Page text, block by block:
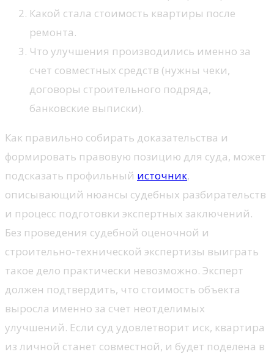
Какой стала стоимость квартиры после
ремонта.
Что улучшения производились именно за
счет совместных средств (нужны чеки,
договоры строительного подряда,
банковские выписки).
Как правильно собирать доказательства и
формировать правовую позицию для суда, может
подсказать профильный источник,
описывающий нюансы судебных разбирательств
и процесс подготовки экспертных заключений.
Без проведения судебной оценочной и
строительно-технической экспертизы выиграть
такое дело практически невозможно. Эксперт
должен подтвердить, что стоимость объекта
выросла именно за счет неотделимых
улучшений. Если суд удовлетворит иск, квартира
из личной станет совместной, и будет поделена в